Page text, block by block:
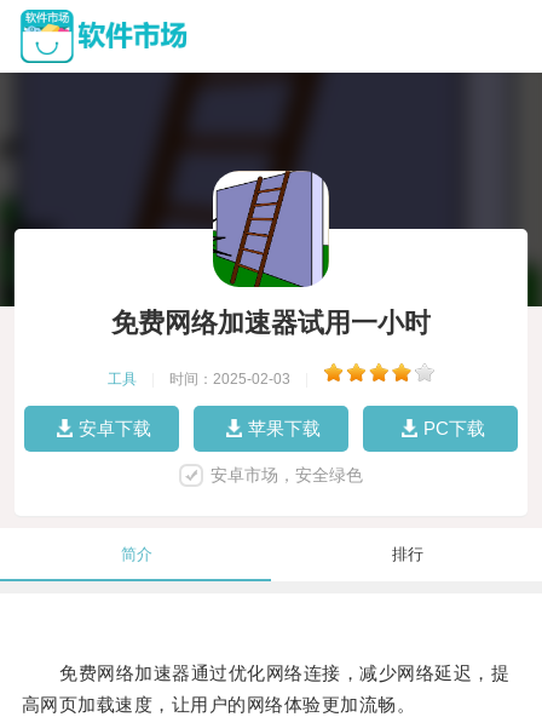
免费网络加速器试用一小时
工具 时间：2025-02-03
安卓下载 苹果下载 PC下载
安卓市场，安全绿色
简介 排行
免费网络加速器通过优化网络连接，减少网络延迟，提
高网页加载速度，让用户的网络体验更加流畅。